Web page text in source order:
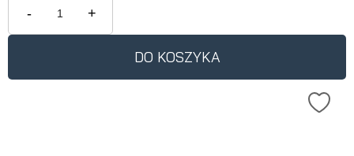
krócej niż 30 dni, wyświetlana jest
produkt pojawił się w sprzedaży.
- +
DO KOSZYKA